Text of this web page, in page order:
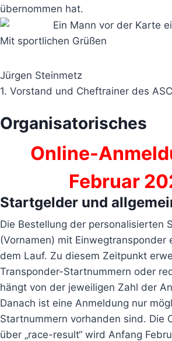
übernommen hat.
Mit sportlichen Grüßen
Jürgen Steinmetz
1. Vorstand und Cheftrainer des
Organisatorisches
Online-
Februar
Startgelder und
Die Bestellung der personalisierten
(Vornamen) mit Einwegtransponder
dem Lauf. Zu diesem Zeitpunkt
Transponder-Startnummern oder
hängt von der jeweiligen Zahl der
Danach ist eine Anmeldung nur
Startnummern vorhanden sind. Die
über „race-result“ wird Anfang